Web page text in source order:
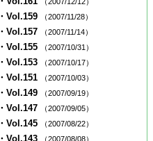
・Vol.159 （2007/11/28）
・Vol.157 （2007/11/14）
・Vol.155 （2007/10/31）
・Vol.153 （2007/10/17）
・Vol.151 （2007/10/03）
・Vol.149 （2007/09/19）
・Vol.147 （2007/09/05）
・Vol.145 （2007/08/22）
・Vol.143 （2007/08/08）